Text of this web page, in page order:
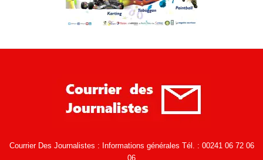
Courrier Des Journalistes : Informations générales Tél. : 00241 06 72 06
06